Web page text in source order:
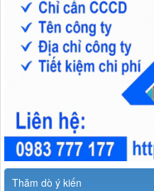
Thăm dò ý kiến